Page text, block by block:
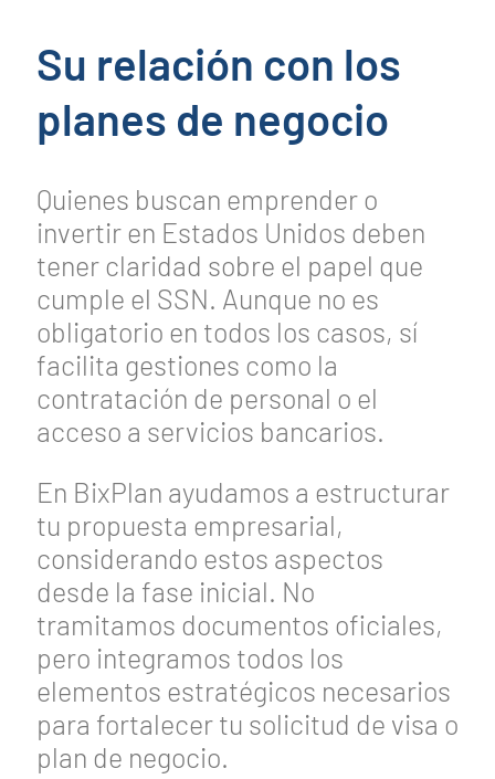
Su relación con los
planes de negocio
Quienes buscan emprender o
invertir en Estados Unidos deben
tener claridad sobre el papel que
cumple el SSN. Aunque no es
obligatorio en todos los casos, sí
facilita gestiones como la
contratación de personal o el
acceso a servicios bancarios.
En BixPlan ayudamos a estructurar
tu propuesta empresarial,
considerando estos aspectos
desde la fase inicial. No
tramitamos documentos oficiales,
pero integramos todos los
elementos estratégicos necesarios
para fortalecer tu solicitud de visa o
plan de negocio.